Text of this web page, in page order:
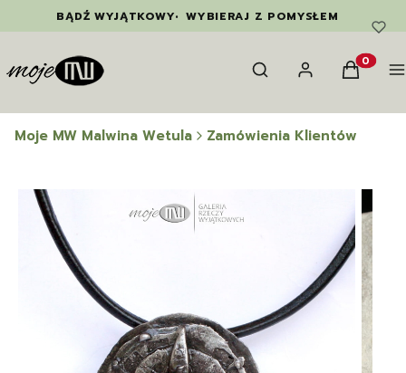
BĄDŹ WYJĄTKOWY• WYBIERAJ Z POMYSŁEM
Otwórz wyszukiwarkę
Szukaj Zaloguj sięKoszyk
Moje MW Malwina Wetula Zamówienia Klientów